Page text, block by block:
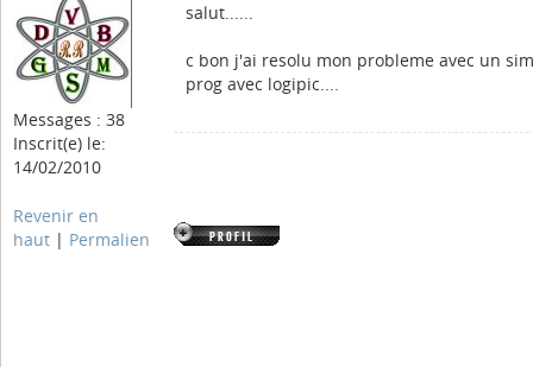
Messages : 38
Inscrit(e) le:
14/02/2010
salut......
c bon j'ai resolu mon probleme avec un
prog avec logipic....
Revenir en
haut | Permalien